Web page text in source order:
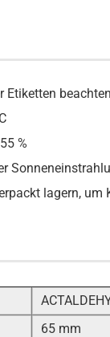
Etiketten
%
lagern,
65 mm